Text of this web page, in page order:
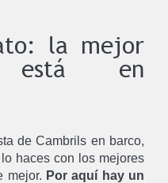
la mejor
está en
de Cambrils en barco,
haces con los mejores
mejor. Por aquí hay un